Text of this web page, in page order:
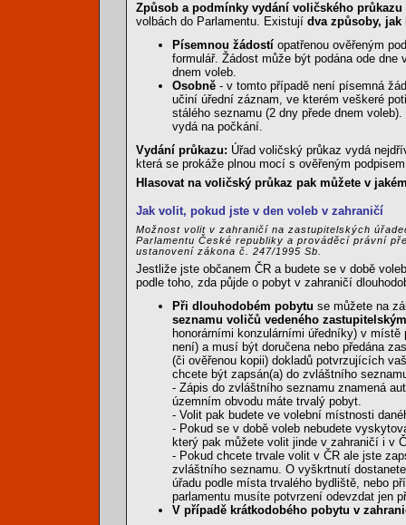
Způsob a podmínky vydání voličského
volbách do Parlamentu. Existují dva způsoby,
Písemnou žádostí opatřenou ověřeným
formulář. Žádost může být podána ode
dnem voleb.
Osobně - v tomto případě není písemná
učiní úřední záznam, ve kterém veškeré
stálého seznamu (2 dny přede dnem
vydá na počkání.
Vydání průkazu: Úřad voličský průkaz vydá
která se prokáže plnou mocí s ověřeným
Hlasovat na voličský průkaz pak můžete v
Jak volit, pokud jste v den voleb v zahraničí
Možnost volit v zahraničí na zastupitelských
Parlamentu České republiky a prováděcí právní
ustanovení zákona č. 247/1995 Sb.
Jestliže jste občanem ČR a budete se v době
podle toho, zda půjde o pobyt v zahraničí
Při dlouhodobém pobytu se můžete na
seznamu voličů vedeného
honorárními konzulárními úředníky) v
není) a musí být doručena nebo předána
(či ověřenou kopii) dokladů potvrzujících
chcete být zapsán(a) do zvláštního
- Zápis do zvláštního seznamu znamená
územním obvodu máte trvalý pobyt.
- Volit pak budete ve volební místnosti
- Pokud se v době voleb nebudete
který pak můžete volit jinde v zahraničí i v
- Pokud chcete trvale volit v ČR ale jste
zvláštního seznamu. O vyškrtnutí
úřadu podle místa trvalého bydliště, nebo
parlamentu musíte potvrzení odevzdat jen
V případě krátkodobého pobytu v